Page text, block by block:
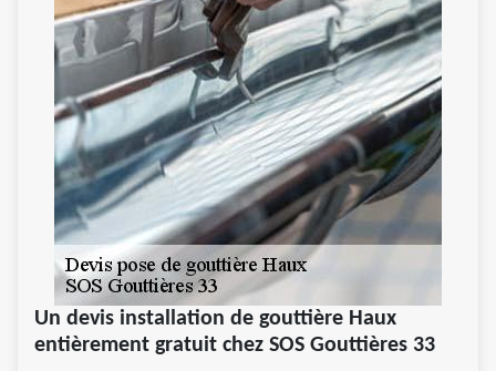
Un devis installation de gouttière Haux
entièrement gratuit chez SOS Gouttières 33